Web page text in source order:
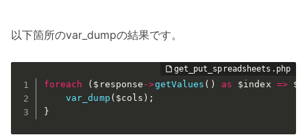
以下箇所のvar_dumpの結果です。
foreach ( $response ->getValues ( ) as $index =>
var_dump ( $cols ) ;
}